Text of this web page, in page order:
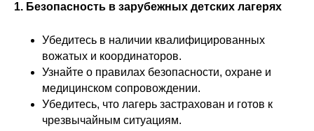
1. Безопасность в зарубежных детских лагерях
Убедитесь в наличии квалифицированных
вожатых и координаторов.
Узнайте о правилах безопасности, охране и
медицинском сопровождении.
Убедитесь, что лагерь застрахован и готов к
чрезвычайным ситуациям.